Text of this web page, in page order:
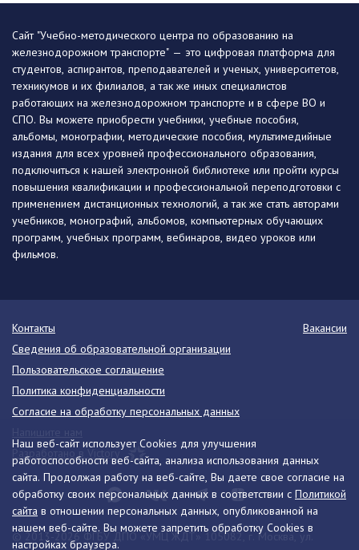
Наш веб-сайт использует Cookies для улучшения
работоспособности веб-сайта, анализа использования данных
сайта. Продолжая работу на веб-сайте, Вы даете свое согласие на
обработку своих персональных данных в соответствии с Политикой
сайта в отношении персональных данных, опубликованной на
нашем веб-сайте. Вы можете запретить обработку Cookies в
настройках браузера.
Сайт "Учебно-методического центра по образованию на
железнодорожном транспорте" — это цифровая платформа для
студентов, аспирантов, преподавателей и ученых, университетов,
техникумов и их филиалов, а так же иных специалистов
работающих на железнодорожном транспорте и в сфере ВО и
СПО. Вы можете приобрести учебники, учебные пособия,
альбомы, монографии, методические пособия, мультимедийные
издания для всех уровней профессионального образования,
подключиться к нашей электронной библиотеке или пройти курсы
повышения квалификации и профессиональной переподготовки с
применением дистанционных технологий, а так же стать авторами
учебников, монографий, альбомов, компьютерных обучающих
программ, учебных программ, вебинаров, видео уроков или
фильмов.
© 2013-2026 ФГБУ ДПО «УМЦ ЖДТ» 105082, г. Москва, ул.
Контакты
Вакансии
Сведения об образовательной организации
Пользовательское соглашение
Политика конфиденциальности
Согласие на обработку персональных данных
Разработано в Victory